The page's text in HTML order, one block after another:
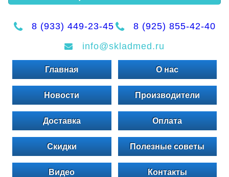
8 (933) 449-23-45
8 (925) 855-42-40
info@skladmed.ru
Главная О нас
Новости Производители
Доставка Оплата
Скидки Полезные советы
Видео Контакты